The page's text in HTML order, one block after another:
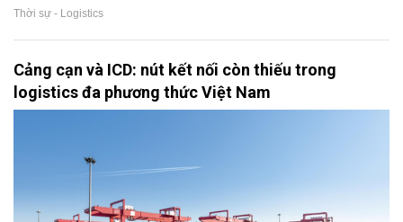
Thời sự - Logistics
Cảng cạn và ICD: nút kết nối còn thiếu trong
logistics đa phương thức Việt Nam